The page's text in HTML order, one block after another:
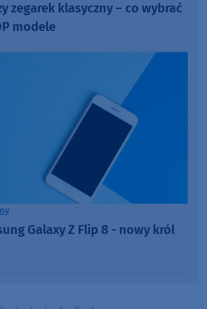
zegarek klasyczny – co wybrać
modele
Galaxy Z Flip 8 - nowy król